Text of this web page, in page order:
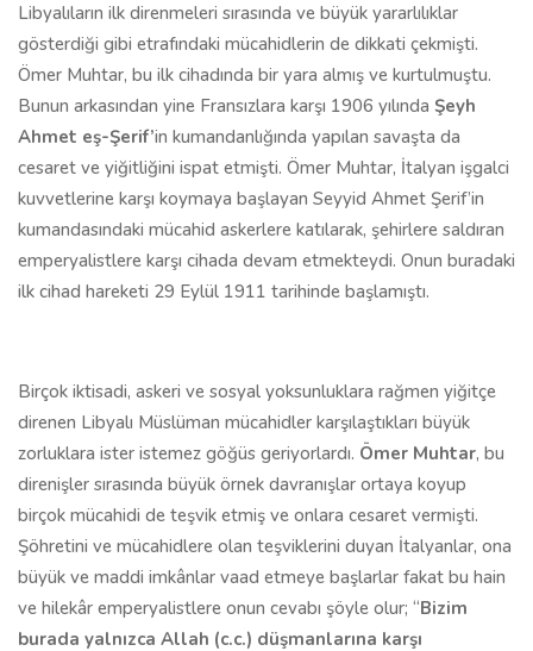
Libyalıların ilk direnmeleri sırasında ve büyük yararlılıklar
gösterdiği gibi etrafındaki mücahidlerin de dikkati çekmişti.
Ömer Muhtar, bu ilk cihadında bir yara almış ve kurtulmuştu.
Bunun arkasından yine Fransızlara karşı 1906 yılında Şeyh
Ahmet eş-Şerif’in kumandanlığında yapılan savaşta da
cesaret ve yiğitliğini ispat etmişti. Ömer Muhtar, İtalyan işgalci
kuvvetlerine karşı koymaya başlayan Seyyid Ahmet Şerif’in
kumandasındaki mücahid askerlere katılarak, şehirlere saldıran
emperyalistlere karşı cihada devam etmekteydi. Onun buradaki
ilk cihad hareketi 29 Eylül 1911 tarihinde başlamıştı.
Birçok iktisadi, askeri ve sosyal yoksunluklara rağmen yiğitçe
direnen Libyalı Müslüman mücahidler karşılaştıkları büyük
zorluklara ister istemez göğüs geriyorlardı. Ömer Muhtar, bu
direnişler sırasında büyük örnek davranışlar ortaya koyup
birçok mücahidi de teşvik etmiş ve onlara cesaret vermişti.
Şöhretini ve mücahidlere olan teşviklerini duyan İtalyanlar, ona
büyük ve maddi imkânlar vaad etmeye başlarlar fakat bu hain
ve hilekâr emperyalistlere onun cevabı şöyle olur; “Bizim
burada yalnızca Allah (c.c.) düşmanlarına karşı